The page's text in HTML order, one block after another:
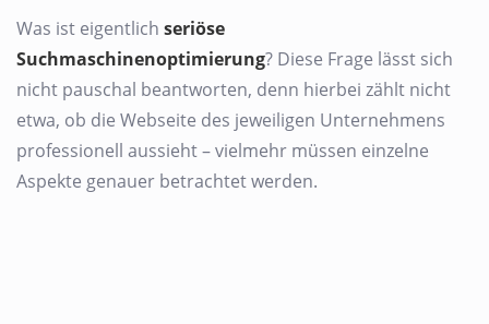
Was ist eigentlich seriöse
Suchmaschinenoptimierung? Diese Frage lässt sich
nicht pauschal beantworten, denn hierbei zählt nicht
etwa, ob die Webseite des jeweiligen Unternehmens
professionell aussieht – vielmehr müssen einzelne
Aspekte genauer betrachtet werden.